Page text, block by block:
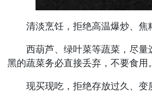
清淡烹饪，拒绝高温爆炒、焦
西葫芦、绿叶菜等蔬菜，尽量
黑的蔬菜务必直接丢弃，不要食用。
现买现吃，拒绝存放过久、变